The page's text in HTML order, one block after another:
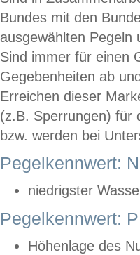
Bundes mit den
ausgewählten
Sind immer für einen
Gegebenheiten ab
Erreichen dieser
(z.B. Sperrungen) für
bzw. werden bei
Pegelkennwert:
niedrigster
Pegelkennwert:
Höhenlage des